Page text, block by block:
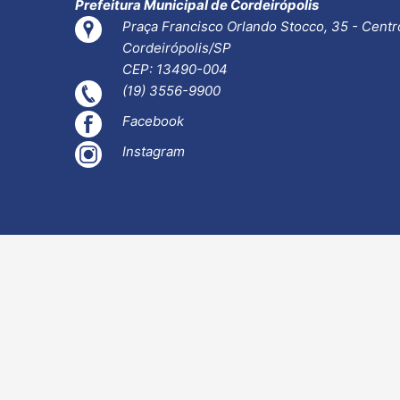
Prefeitura Municipal de Cordeirópolis
Praça Francisco Orlando Stocco, 35 -
Cordeirópolis/SP
CEP: 13490-004
(19) 3556-9900
Facebook
Instagram